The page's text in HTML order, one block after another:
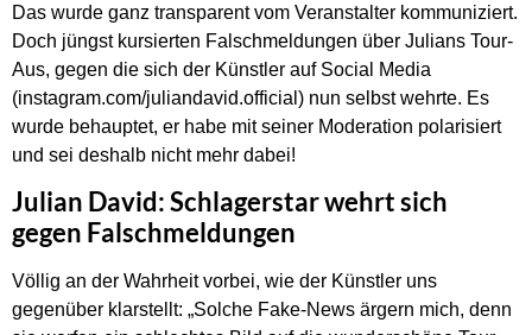
Das wurde ganz transparent vom Veranstalter kommuniziert.
Doch jüngst kursierten Falschmeldungen über Julians Tour-
Aus, gegen die sich der Künstler auf Social Media
(instagram.com/juliandavid.official) nun selbst wehrte. Es
wurde behauptet, er habe mit seiner Moderation polarisiert
und sei deshalb nicht mehr dabei!
Julian David: Schlagerstar wehrt sich
gegen Falschmeldungen
Völlig an der Wahrheit vorbei, wie der Künstler uns
gegenüber klarstellt: „Solche Fake-News ärgern mich, denn